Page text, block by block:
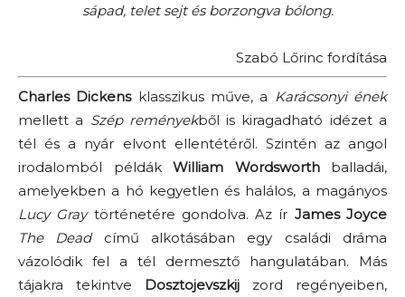
sápad, telet sejt és borzongva bólong.
Szabó Lőrinc fordítása
Charles Dickensklasszikus műve, a Karácsonyi ének
mellett a Szép reményekből is kiragadható idézet a
tél és a nyár elvont ellentétéről. Szintén az angol
irodalomból példák William Wordsworthballadái,
amelyekben a hó kegyetlen és halálos, a magányos
Lucy Graytörténetére gondolva. Az ír James Joyce
The Deadcímű alkotásában egy családi dráma
vázolódik fel a tél dermesztő hangulatában. Más
tájakra tekintve Dosztojevszkij zord regényeiben,